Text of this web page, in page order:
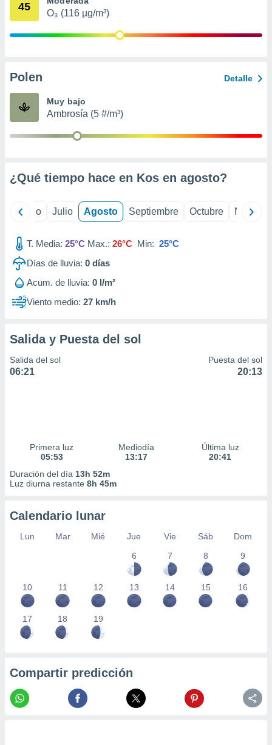
publicidad
de
1199
45
O₃ (116 µg/m³)
Polen Detalle
Muy bajo
Ambrosía (5 #/m³)
¿Qué tiempo hace en Kos en agosto?
Junio Julio Agosto Septiembre Octubre
T. Media: 25°C Max.: 26°C Min: 25°C
Días de lluvia: 0 días
Acum. de lluvia: 0 l/m²
Viento medio: 27 km/h
Salida y Puesta del sol
Salida del sol
06:21
Puesta del sol
20:13
Primera luz
05:53
Mediodía
13:17
Última luz
20:41
Duración del día 13h 52m
Luz diurna restante 8h 45m
Calendario lunar
Lun Mar Mié Jue Vie Sáb
Dom
6
7 8 9
10 11 12 13 14 15 16
17 18 19
Compartir predicción